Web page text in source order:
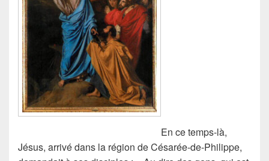
En ce temps-là,
Jésus, arrivé dans la région de Césarée-de-Philippe,